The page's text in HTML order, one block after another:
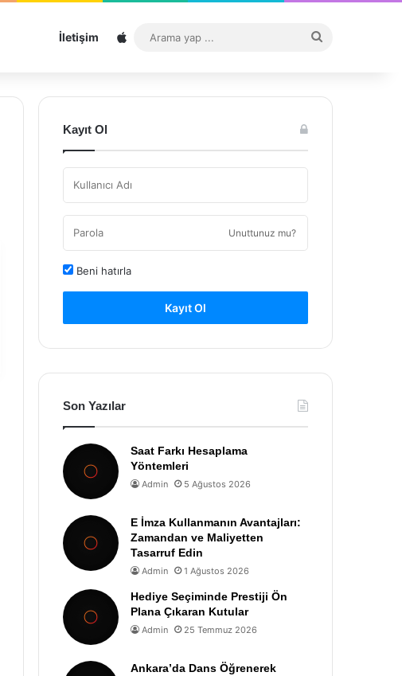
İletişim Sitemap
...
Kayıt Ol
Unuttunuz mu?
Beni hatırla
Kayıt Ol
Son Yazılar
Saat Farkı Hesaplama
Yöntemleri
Admin 5 Ağustos 2026
E İmza Kullanmanın Avantajları:
Zamandan ve Maliyetten
Tasarruf Edin
Admin 1 Ağustos 2026
Hediye Seçiminde Prestiji Ön
Plana Çıkaran Kutular
Admin 25 Temmuz 2026
Ankara’da Dans Öğrenerek